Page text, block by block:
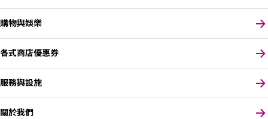
購物與娛樂
各式商店優惠券
服務與設施
關於我們